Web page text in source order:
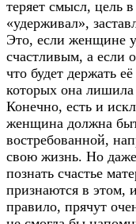
теряет смысл, цель
«удерживал»,
Это, если женщине
счастливым, а если
что будет держать
которых она
Конечно, есть и
женщина должна
востребованной,
свою жизнь. Но
познать счастье
признаются в этом,
правило, прячут